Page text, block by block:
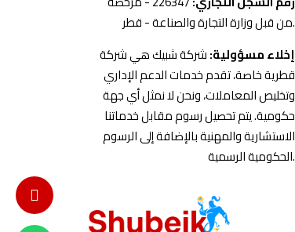
من قبل وزارة التجارة والصناعة - قطر.
إخلاء مسؤولية:شركة شبيك هي شركة
قطرية خاصة، تقدم خدمات الدعم الإداري
وتخليص المعاملات، ونحن لا نمثل أي جهة
حكومية. يتم تحصيل رسوم مقابل خدماتنا
الاستشارية والمهنية بالإضافة إلى الرسوم
الحكومية الرسمية.